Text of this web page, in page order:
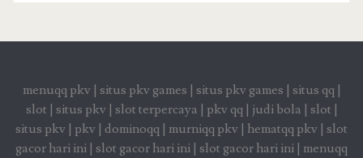
menuqq pkv| situs pkv games | situs pkv games | situs qq |
slot | situs pkv| slot terpercaya | pkv qq | judi bola | slot |
situs pkv | pkv | dominoqq | murniqq pkv | hematqq pkv | slot
gacor hari ini | slot gacor hari ini | slot gacor hari ini | menuqq